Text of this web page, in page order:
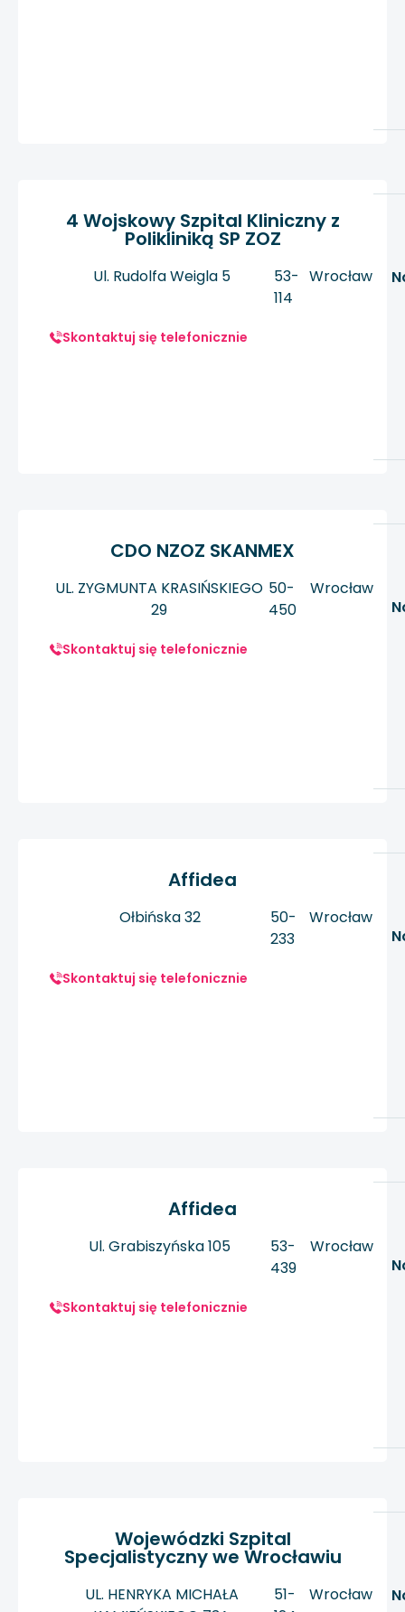
4 Wojskowy Szpital Kliniczny z
Polikliniką SP ZOZ
Ul. Rudolfa Weigla 5
53-
114
Wrocław
Skontaktuj się telefonicznie
CDO NZOZ SKANMEX
UL. ZYGMUNTA KRASIŃSKIEGO
29
50-
450
Wrocław
Skontaktuj się telefonicznie
Affidea
Ołbińska 32
50-
233
Wrocław
Skontaktuj się telefonicznie
Affidea
Ul. Grabiszyńska 105
53-
439
Wrocław
Skontaktuj się telefonicznie
Wojewódzki Szpital
Specjalistyczny we Wrocławiu
UL. HENRYKA MICHAŁA
51-
Wrocław